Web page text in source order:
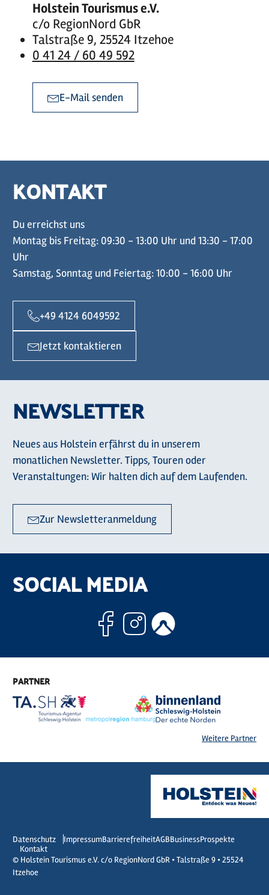
Holstein Tourismus e.V.
c/o RegionNord GbR
Talstraße 9, 25524 Itzehoe
0 41 24 / 60 49 592
E-Mail senden
KONTAKT
Du erreichst uns
Montag bis Freitag: 09:30 - 13:00 Uhr und 13:30 - 17:00
Uhr
Samstag, Sonntag und Feiertag: 10:00 - 16:00 Uhr
+49 4124 6049592
Jetzt kontaktieren
NEWSLETTER
Neues aus Holstein erfährst du in unserem
monatlichen Newsletter. Tipps, Touren oder
Veranstaltungen: Wir halten dich auf dem Laufenden.
Zur Newsletteranmeldung
SOCIAL MEDIA
Facebook
Instagram
PARTNER
Weitere Partner
Datenschutz ImpressumBarrierefreiheitAGBBusinessProspekte
Kontakt
© Holstein Tourismus e.V. c/o RegionNord GbR • Talstraße 9 • 25524
Itzehoe